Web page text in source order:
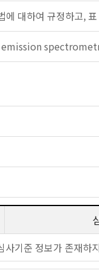
대하여 규정하고,
사기준 정보가 존재하